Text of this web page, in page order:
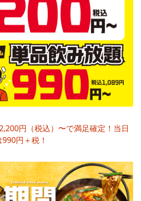
円（税込）〜で満足確定！当日
円＋税！